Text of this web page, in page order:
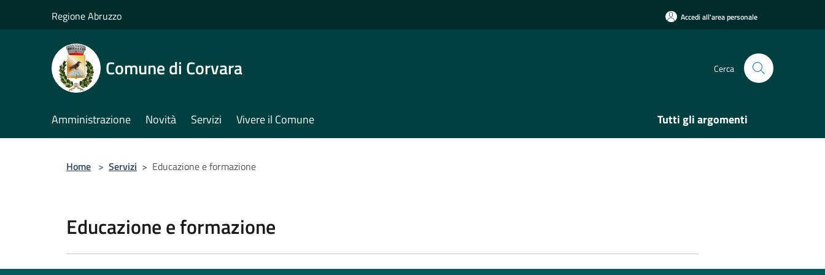
Regione Abruzzo Accedi all'area personale
Comune di Corvara Cerca
Amministrazione Novità Servizi Vivere il Comune Tutti gli argomenti
Home > Servizi > Educazione e formazione
Educazione e formazione